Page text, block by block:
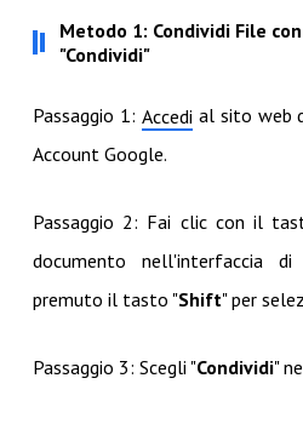
Metodo 1: Condividi File
"Condividi"
Passaggio 1: Accedi al sito web
Account Google.
Passaggio 2: Fai clic con il
documento nell'interfaccia
premuto il tasto "Shift" per
Passaggio 3: Scegli "Condividi"